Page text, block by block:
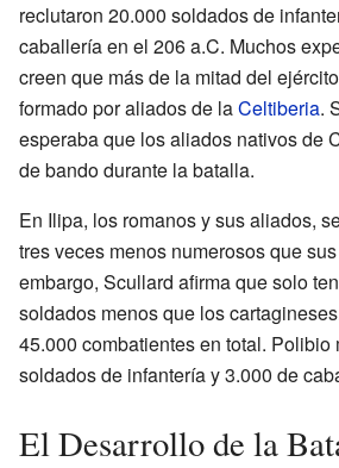
reclutaron 20.000 soldados de
caballería en el 206 a.C. Muchos
creen que más de la mitad del
formado por aliados de laCeltiberia.
esperaba que los aliados nativos de
de bando durante la batalla.
En Ilipa, los romanos y sus aliados,
tres veces menos numerosos que
embargo, Scullard afirma que solo
soldados menos que los
45.000 combatientes en total. Polibio
soldados de infantería y 3.000 de
El Desarrollo de la